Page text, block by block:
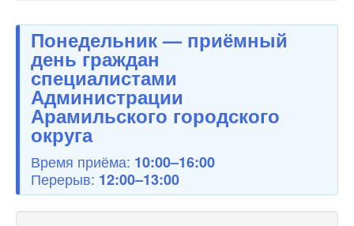
Понедельник — приёмный
день граждан
специалистами
Администрации
Арамильского городского
округа
Время приёма: 10:00–16:00
Перерыв: 12:00–13:00